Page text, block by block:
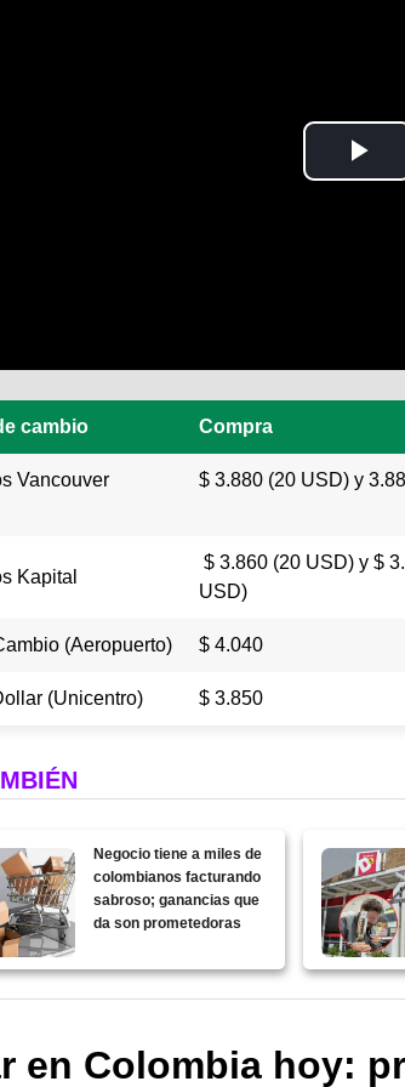
cambio Compra
Vancouver $ 3.880 (20 USD) y
Kapital
$ 3.860 (20 USD) y $
USD)
(Aeropuerto) $ 4.040
(Unicentro) $ 3.850
Negocio tiene a miles de
colombianos facturando
sabroso; ganancias que
da son prometedoras
en Colombia hoy: